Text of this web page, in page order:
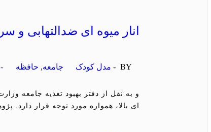
انار میوه ای ضدالتهابی و
BY - مدل کودک جامعه, حافظه -
و به نقل از دفتر بهبود تغذیه جامعه
ای بالا، همواره مورد توجه قرار دارد.